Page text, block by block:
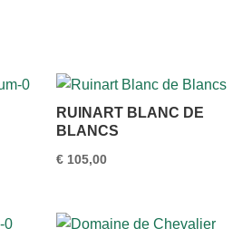
RUINART BLANC DE
BLANCS
€ 105,00